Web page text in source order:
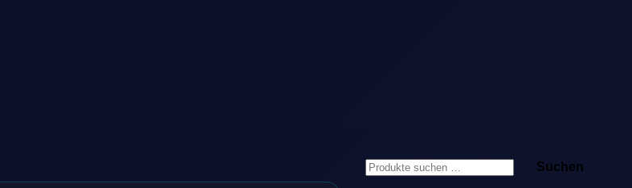
Suchen
nach:
Suchen